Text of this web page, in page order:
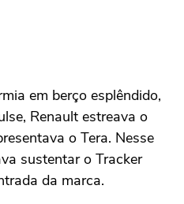
em berço esplêndido,
Renault estreava o
o Tera. Nesse
sustentar o Tracker
da marca.